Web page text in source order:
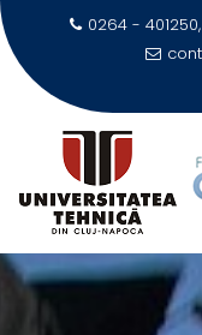
Skip
to
content
0264 -